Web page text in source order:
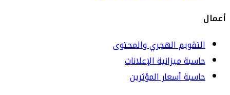
أعمال
التقويم الهجري والمحتوى
حاسبة ميزانية الإعلانات
حاسبة أسعار المؤثرين